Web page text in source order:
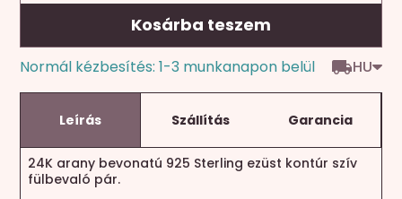
Kosárba teszem
Normál kézbesítés: 1-3 munkanapon belül HU
Leírás Szállítás Garancia
24K arany bevonatú 925 Sterling ezüst kontúr szív
fülbevaló pár.